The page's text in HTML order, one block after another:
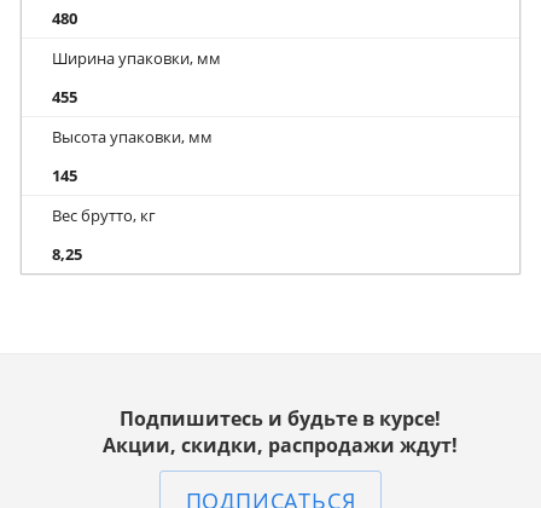
480
Ширина упаковки, мм
455
Высота упаковки, мм
145
Вес брутто, кг
8,25
Подпишитесь и будьте в курсе!
Акции, скидки, распродажи ждут!
ПОДПИСАТЬСЯ